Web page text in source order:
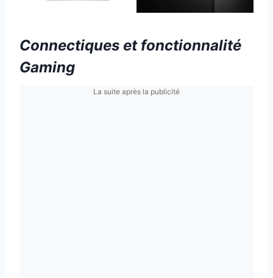
Connectiques et fonctionnalité
Gaming
La suite après la publicité